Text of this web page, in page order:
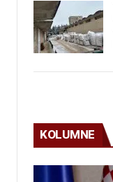
KOLUMNE